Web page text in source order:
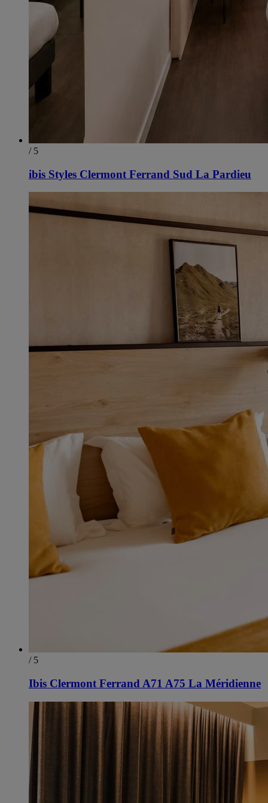
/ 5
ibis Styles Clermont Ferrand Sud La Pardieu
/ 5
Ibis Clermont Ferrand A71 A75 La Méridienne